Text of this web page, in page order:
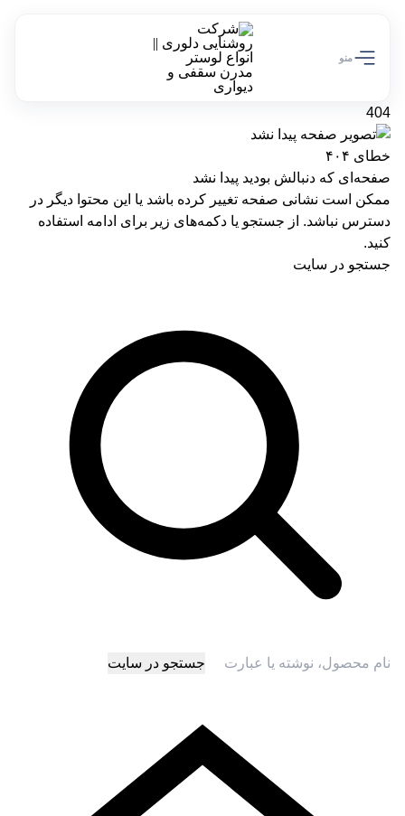
منو
404
خطای ۴۰۴
صفحه‌ای که دنبالش بودید پیدا نشد
ممکن است نشانی صفحه تغییر کرده باشد یا این محتوا دیگر در
دسترس نباشد. از جستجو یا دکمه‌های زیر برای ادامه استفاده
کنید.
جستجو در سایت
جستجو در سایت